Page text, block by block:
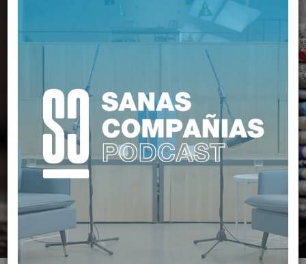
NOTAS DE PRENSA